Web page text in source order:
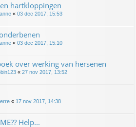
hartkloppingen
« 03 dec 2017, 15:53
« 03 dec 2017, 15:10
over werking van hersenen
« 27 nov 2017, 13:52
« 17 nov 2017, 14:38
Help...